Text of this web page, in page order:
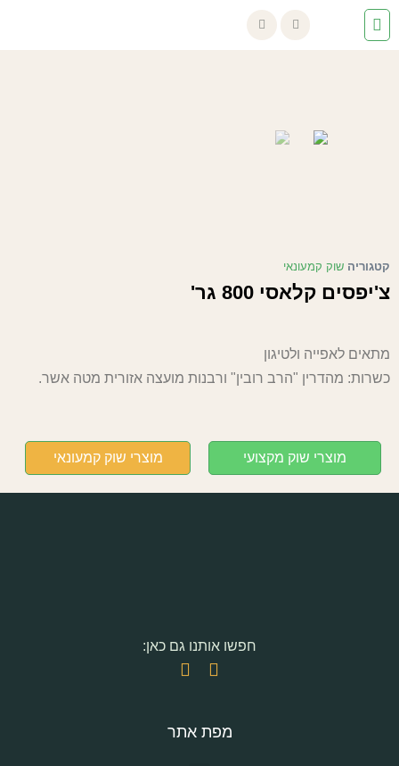
קטגוריה שוק קמעונאי
צ'יפסים קלאסי 800 גר'
מתאים לאפייה ולטיגון
כשרות: מהדרין "הרב רובין" ורבנות מועצה אזורית מטה אשר.
מוצרי שוק מקצועי מוצרי שוק קמעונאי
חפשו אותנו גם כאן:
מפת אתר